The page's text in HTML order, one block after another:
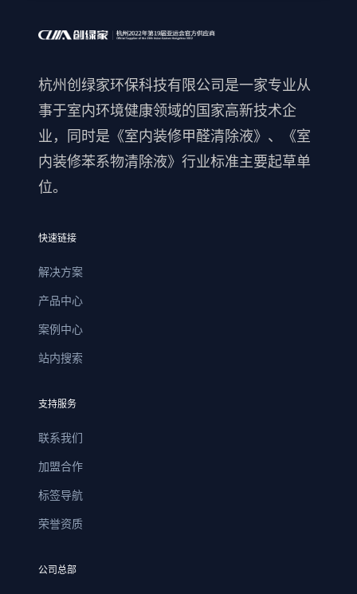
杭州创绿家环保科技有限公司是一家专业从
事于室内环境健康领域的国家高新技术企
业，同时是《室内装修甲醛清除液》、《室
内装修苯系物清除液》行业标准主要起草单
位。
快速链接
解决方案
产品中心
案例中心
站内搜索
支持服务
联系我们
加盟合作
标签导航
荣誉资质
公司总部